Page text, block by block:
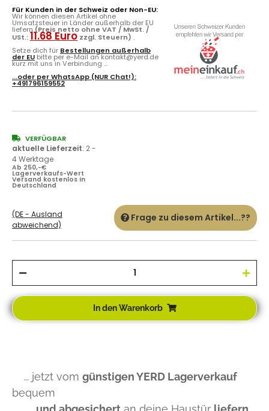
Für Kunden in der Schweiz oder Non-EU:
Wir können diesen Artikel ohne
Umsatzsteuer in Länder außerhalb der EU
liefern(Preis netto ohne VAT / MwSt. /
USt.:11.68 Euro zzgl. Steuern) .
Setze dich für Bestellungen außerhalb
der EU bitte per e-Mail an kontakt@yerd.de
kurz mit uns in Verbindung ...
...oder perWhatsApp (NUR Chat!):
+491796159552
VERFÜGBAR
aktuelle Lieferzeit: 2 -
4 Werktage
Ab 250,-€
Lagerverkaufs-Wert
Versand kostenlos in
Deutschland
(DE - Ausland
abweichend)
Frage zu diesem Artikel...??
In den Warenkorb
... jetzt vom günstigen YERD Lagerverkauf
bequem